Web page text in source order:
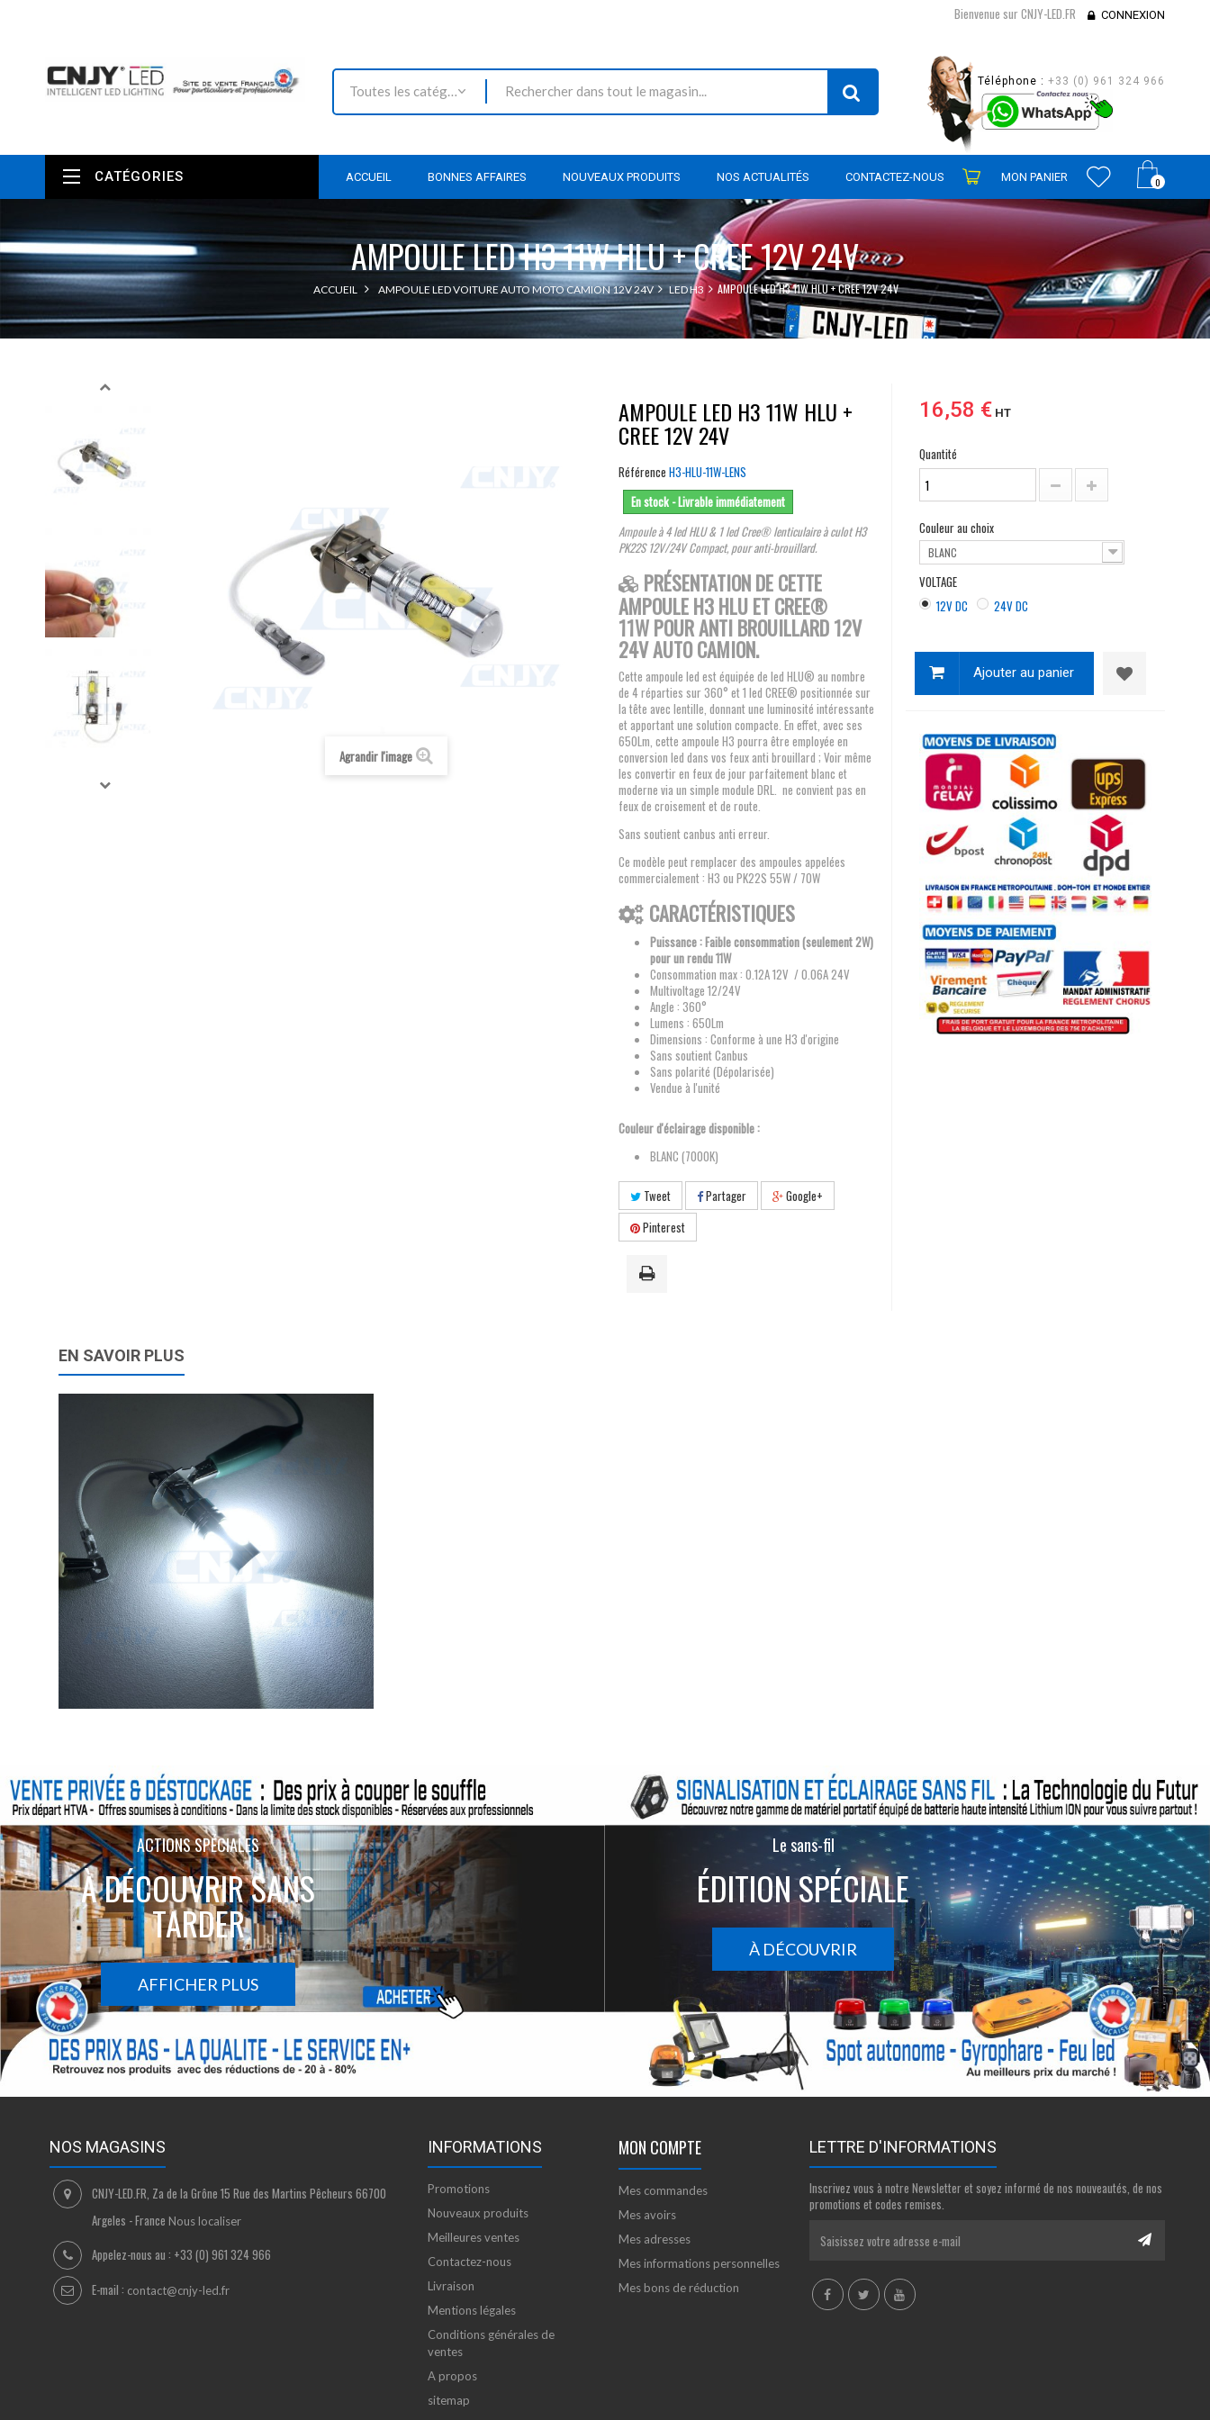
Bienvenue sur CNJY-LED.FR CONNEXION
Toutes les catégories
Téléphone : +33 (0) 961 324 966
0
ACCUEIL BONNES AFFAIRES NOUVEAUX PRODUITS NOS ACTUALITÉS CONTACTEZ-NOUS MON PANIER
CATÉGORIES
AMPOULE LED H3 11W HLU + CREE 12V 24V
ACCUEIL AMPOULE LED VOITURE AUTO MOTO CAMION 12V 24V LED H3 AMPOULE LED H3 11W HLU + CREE 12V 24V
Agrandir l'image
AMPOULE LED H3 11W HLU +
CREE 12V 24V
Référence H3-HLU-11W-LENS
En stock - Livrable immédiatement
Ampoule à 4 led HLU & 1 led Cree® lenticulaire à culot H3
PK22S 12V/24V Compact, pour anti-brouillard.
PRÉSENTATION DE CETTE
AMPOULE H3 HLU ET CREE®
11W POUR ANTI BROUILLARD 12V
24V AUTO CAMION.
Cette ampoule led est équipée de led HLU® au nombre
de 4 réparties sur 360° et 1 led CREE® positionnée sur
la tête avec lentille, donnant une luminosité intéressante
et apportant une solution compacte. En effet, avec ses
650Lm, cette ampoule H3 pourra être employée en
conversion led dans vos feux anti brouillard ; Voir même
les convertir en feux de jour parfaitement blanc et
moderne via un simple module DRL. ne convient pas en
feux de croisement et de route.
Sans soutient canbus anti erreur.
Ce modèle peut remplacer des ampoules appelées
commercialement : H3 ou PK22S 55W / 70W
CARACTÉRISTIQUES
Puissance : Faible consommation (seulement 2W)
pour un rendu 11W
Consommation max : 0.12A 12V / 0.06A 24V
Multivoltage 12/24V
Angle : 360°
Lumens : 650Lm
Dimensions : Conforme à une H3 d'origine
Sans soutient Canbus
Sans polarité (Dépolarisée)
Vendue à l'unité
Couleur d'éclairage disponible :
BLANC (7000K)
Tweet Partager
Google+
Pinterest
16,58 €HT
Quantité
Couleur au choix
BLANC
VOLTAGE
12V DC
24V DC
Ajouter au panier
EN SAVOIR PLUS
ACTIONS SPÉCIALES
À DÉCOUVRIR SANS
TARDER
AFFICHER PLUS
Le sans-fil
ÉDITION SPÉCIALE
À DÉCOUVRIR
NOS MAGASINS
CNJY-LED.FR, Za de la Grône 15 Rue des Martins Pêcheurs 66700
Argeles - France Nous localiser
Appelez-nous au : +33 (0) 961 324 966
E-mail : contact@cnjy-led.fr
INFORMATIONS
Promotions
Nouveaux produits
Meilleures ventes
Contactez-nous
Livraison
Mentions légales
Conditions générales de
ventes
A propos
sitemap
MON COMPTE
Mes commandes
Mes avoirs
Mes adresses
Mes informations personnelles
Mes bons de réduction
LETTRE D'INFORMATIONS
Inscrivez vous à notre Newsletter et soyez informé de nos nouveautés, de nos
promotions et codes remises.